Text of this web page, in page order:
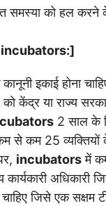
समस्या को हल करने
incubators:]
इकाई होना
को केंद्र या राज्य
2 साल के
से कम 25 व्यक्तियों के
incubatorsमें
अधिकारी
जिसे एक सक्षम